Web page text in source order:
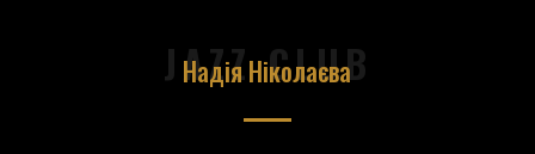
JAZZ CLUB
Надія Ніколаєва